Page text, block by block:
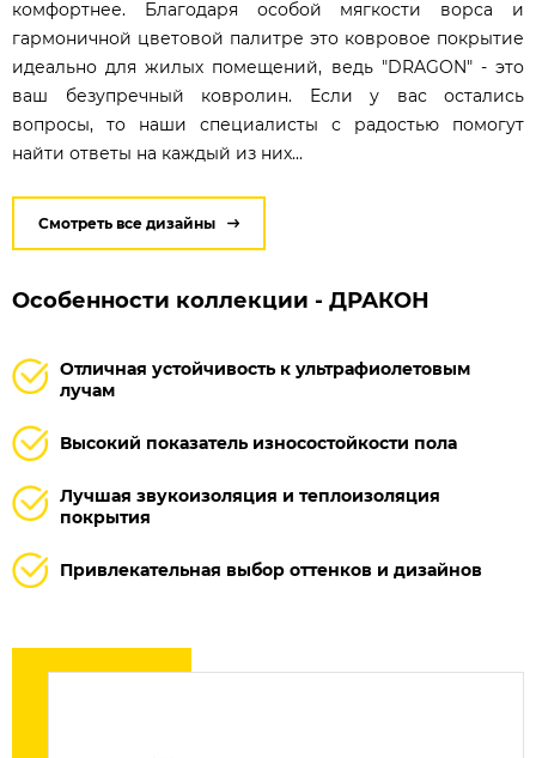
комфортнее. Благодаря особой мягкости ворса и
гармоничной цветовой палитре это ковровое покрытие
идеально для жилых помещений, ведь "DRAGON" - это
ваш безупречный ковролин. Если у вас остались
вопросы, то наши специалисты с радостью помогут
найти ответы на каждый из них...
Смотреть все дизайны
Особенности коллекции - ДРАКОН
Отличная устойчивость к ультрафиолетовым
лучам
Высокий показатель износостойкости пола
Лучшая звукоизоляция и теплоизоляция
покрытия
Привлекательная выбор оттенков и дизайнов